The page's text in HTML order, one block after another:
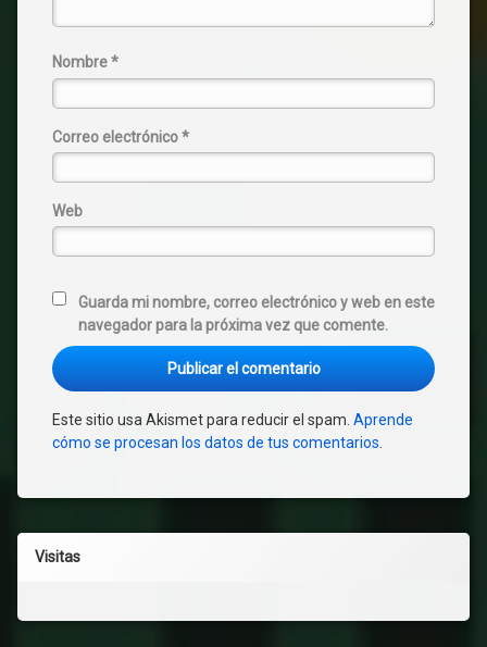
Nombre*
Correo electrónico*
Web
Guarda mi nombre, correo electrónico y web en este
navegador para la próxima vez que comente.
Este sitio usa Akismet para reducir el spam. Aprende
cómo se procesan los datos de tus comentarios
Visitas